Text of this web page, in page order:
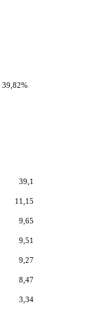
39,82%
39,1
11,15
9,65
9,51
9,27
8,47
3,34